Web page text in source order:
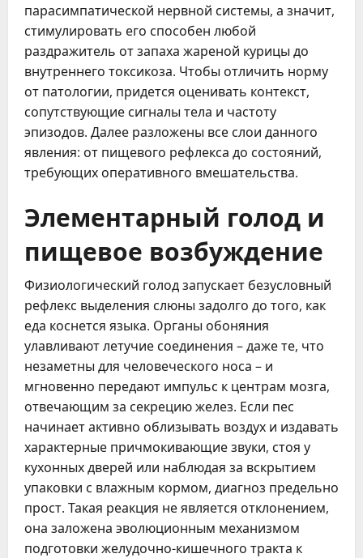
парасимпатической нервной системы, а значит,
стимулировать его способен любой
раздражитель от запаха жареной курицы до
внутреннего токсикоза. Чтобы отличить норму
от патологии, придется оценивать контекст,
сопутствующие сигналы тела и частоту
эпизодов. Далее разложены все слои данного
явления: от пищевого рефлекса до состояний,
требующих оперативного вмешательства.
Элементарный голод и
пищевое возбуждение
Физиологический голод запускает безусловный
рефлекс выделения слюны задолго до того, как
еда коснется языка. Органы обоняния
улавливают летучие соединения – даже те, что
незаметны для человеческого носа – и
мгновенно передают импульс к центрам мозга,
отвечающим за секрецию желез. Если пес
начинает активно облизывать воздух и издавать
характерные причмокивающие звуки, стоя у
кухонных дверей или наблюдая за вскрытием
упаковки с влажным кормом, диагноз предельно
прост. Такая реакция не является отклонением,
она заложена эволюционным механизмом
подготовки желудочно-кишечного тракта к